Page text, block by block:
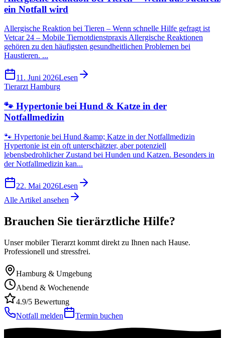
ein Notfall wird
Allergische Reaktion bei Tieren – Wenn schnelle Hilfe gefragt ist
Vetcar 24 – Mobile Tiernotdienstpraxis Allergische Reaktionen
gehören zu den häufigsten gesundheitlichen Problemen bei
Haustieren. ...
11. Juni 2026Lesen
Tierarzt Hamburg
🐾 Hypertonie bei Hund & Katze in der
Notfallmedizin
🐾 Hypertonie bei Hund &amp; Katze in der Notfallmedizin
Hypertonie ist ein oft unterschätzter, aber potenziell
lebensbedrohlicher Zustand bei Hunden und Katzen. Besonders in
der Notfallmedizin kan...
22. Mai 2026Lesen
Alle Artikel ansehen
Brauchen Sie tierärztliche Hilfe?
Unser mobiler Tierarzt kommt direkt zu Ihnen nach Hause.
Professionell und stressfrei.
Hamburg & Umgebung
Abend & Wochenende
4.9/5 Bewertung
Notfall melden
Termin buchen